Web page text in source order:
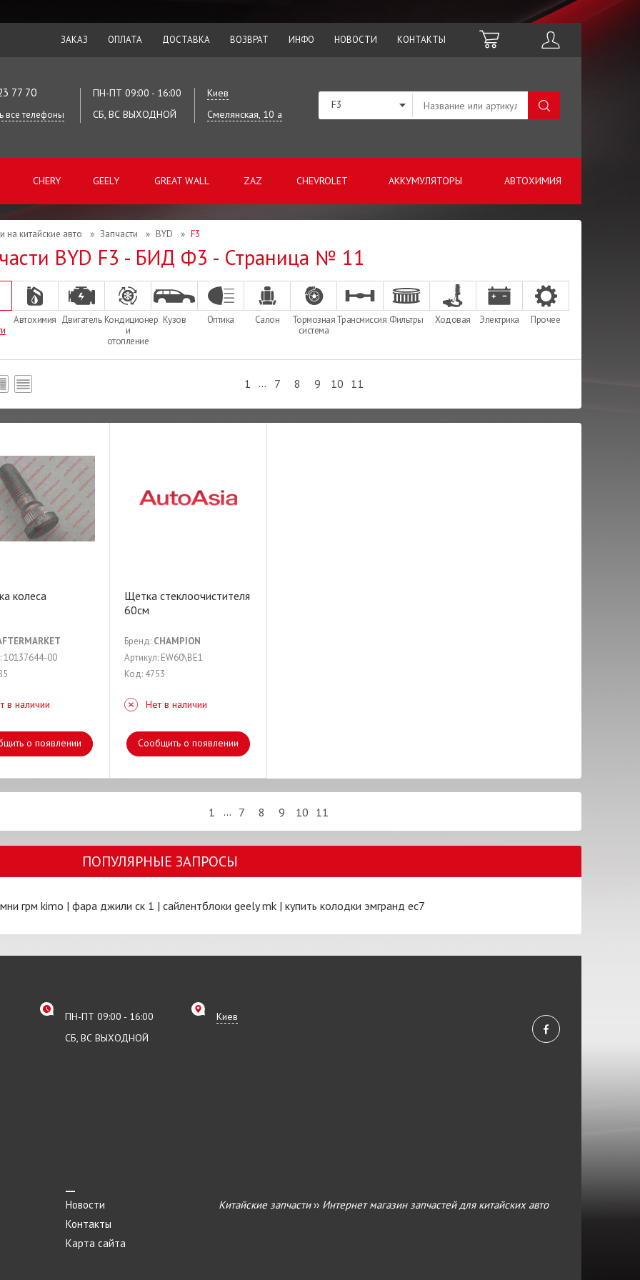
ЗАКАЗ ОПЛАТА ДОСТАВКА ВОЗВРАТ ИНФО НОВОСТИ КОНТАКТЫ
77 70
все телефоны
ПН-ПТ 09:00 - 16:00
СБ, ВС ВЫХОДНОЙ
Киев
Смелянская, 10 а
CHERY GEELY GREAT WALL ZAZ CHEVROLET АККУМУЛЯТОРЫ АВТОХИМИЯ
F3
на китайские авто » Запчасти » BYD » F3
BYD F3 - БИД Ф3 - Страница № 11
Автохимия Двигатель Кондиционер
и
отопление
Кузов Оптика Салон
Тормозная
система
Трансмиссия Фильтры Ходовая Электрика Прочее
1 ... 7 8 9 10 11
колеса
10137644-00
в наличии
о появлении
Щетка стеклоочистителя
60см
Бренд: CHAMPION
Артикул: EW60\BE1
Код: 4753
Нет в наличии
Сообщить о появлении
1 ... 7 8 9 10 11
ПОПУЛЯРНЫЕ ЗАПРОСЫ
грм kimo | фара джили ск 1 | сайлентблоки geely mk | купить колодки эмгранд ес7
ПН-ПТ 09:00 - 16:00
СБ, ВС ВЫХОДНОЙ
Киев
Новости
Контакты
Карта сайта
Китайские запчасти›› Интернет магазин запчастей для китайских авто